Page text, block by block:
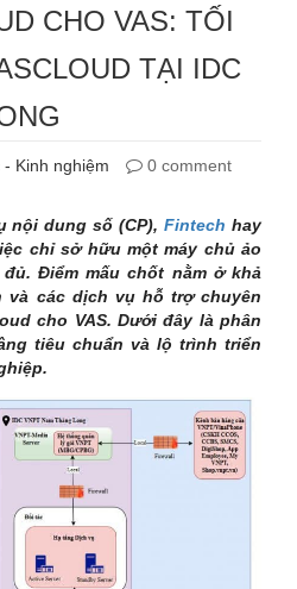
CHO VAS: TỐI
TẠI IDC
- Kinh nghiệm
0 comment
nội dung số (CP),Fintech hay
chỉ sở hữu một máy chủ ảo
Điểm mấu chốt nằm ở khả
và các dịch vụ hỗ trợ chuyên
cho VAS. Dưới đây là phân
tiêu chuẩn và lộ trình triển